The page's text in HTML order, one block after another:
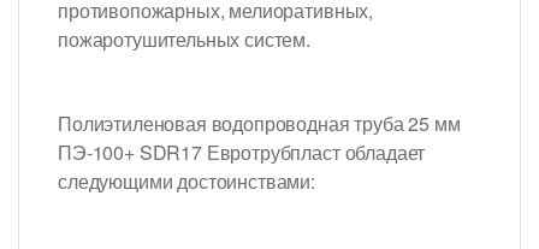
противопожарных, мелиоративных,
пожаротушительных систем.
Полиэтиленовая водопроводная труба 25 мм
ПЭ-100+ SDR17 Евротрубпласт обладает
следующими достоинствами: